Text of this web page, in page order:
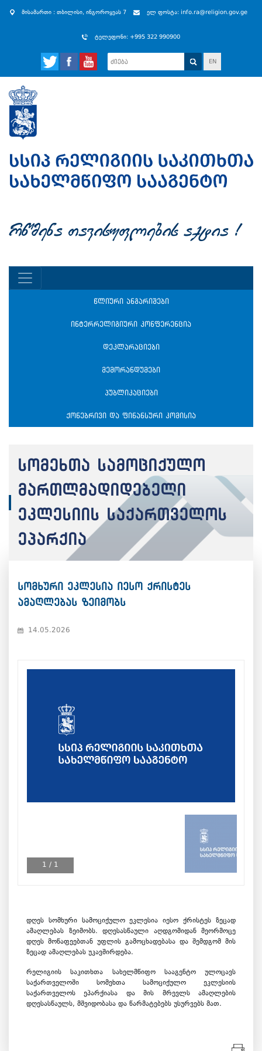
მისამართი : თბილისი, ინგოროყვას 7 ელ ფოსტა: info.ra@religion.gov.ge
ტელეფონი: +995 322 990900
EN
rwmena Tavisuflebis aqtia !
წლიური ანგარიშები
ინტერრელიგიური კონფერენცია
დეკლარაციები
მემორანდუმები
პუბლიკაციები
ქონებრივი და ფინანსური კომისია
სომეხთა სამოციქულო
მართლმადიდებელი
ეკლესიის საქართველოს
ეპარქია
სომხური ეკლესია იესო ქრისტეს
ამაღლებას ზეიმობს
14.05.2026
1 / 1
დღეს სომხური სამოციქულო ეკლესია იესო ქრისტეს ზეცად
ამაღლებას ზეიმობს. დღესასწაული აღდგომიდან მეორმოცე
დღეს მოწაფეებთან უფლის გამოცხადებასა და შემდგომ მის
ზეცად ამაღლებას უკავშირდება.
რელიგიის საკითხთა სახელმწიფო სააგენტო ულოცავს
საქართველოში სომეხთა სამოციქულო ეკლესიის
საქართველოს ეპარქიასა და მის მრევლს ამაღლების
დღესასწაულს, მშვიდობასა და წარმატებებს უსურვებს მათ.